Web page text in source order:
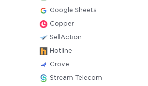
Google Sheets
Copper
SellAction
Hotline
Crove
Stream Telecom